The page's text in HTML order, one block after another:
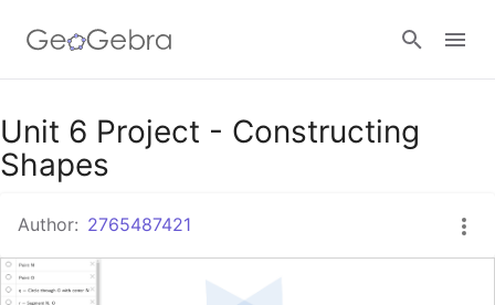
Google Classroom
Unit 6 Project - Constructing
Shapes
Author: 2765487421